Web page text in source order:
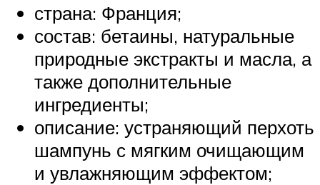
страна: Франция;
состав: бетаины, натуральные
природные экстракты и масла, а
также дополнительные
ингредиенты;
описание: устраняющий перхоть
шампунь с мягким очищающим
и увлажняющим эффектом;